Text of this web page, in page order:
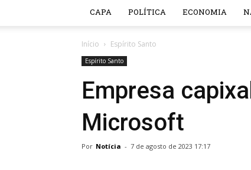
CAPA POLÍTICA ECONOMIA
Início Espírito Santo
Espírito Santo
Empresa
Microsoft
Por Notícia - 7 de agosto de 2023 17:17